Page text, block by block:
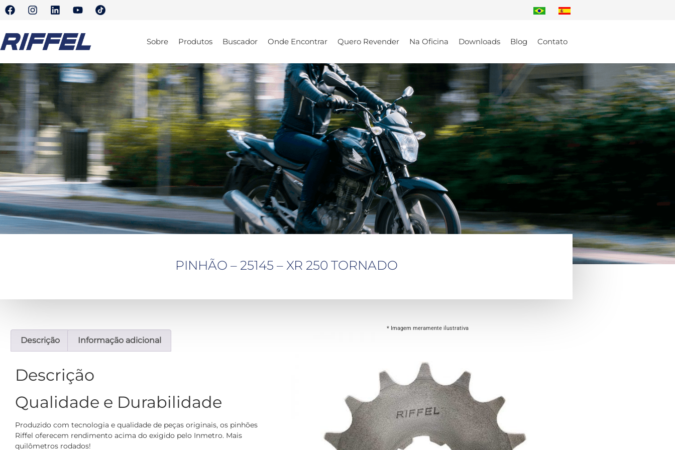
Sobre Produtos Buscador Onde Encontrar Quero Revender Na Oficina Downloads Blog Contato
PINHÃO – 25145 – XR 250 TORNADO
Descrição Informação adicional
Descrição
Qualidade e Durabilidade
Produzido com tecnologia e qualidade de peças originais, os pinhões
Riffel oferecem rendimento acima do exigido pelo Inmetro. Mais
quilômetros rodados!
* Imagem meramente ilustrativa